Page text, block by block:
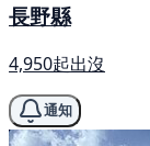
長野縣
4,950起出沒
通知